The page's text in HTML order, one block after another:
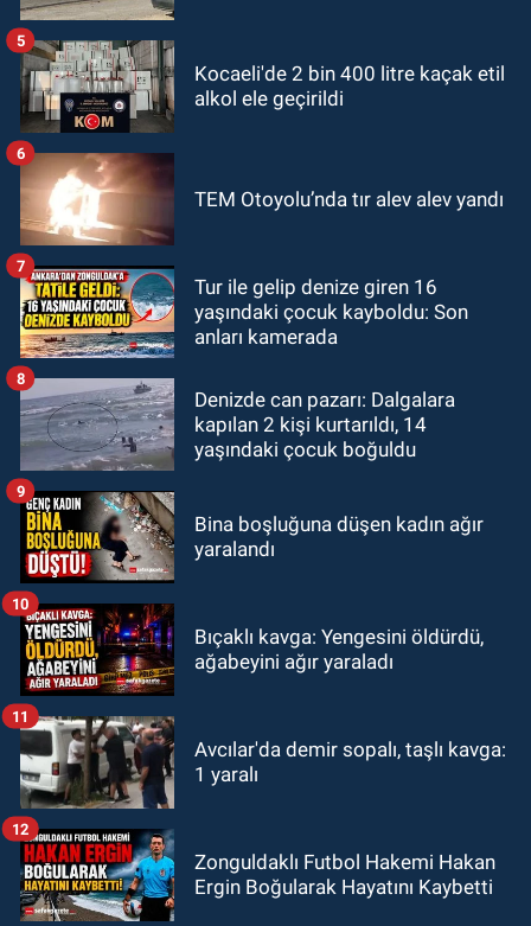
Kocaeli'de 2 bin 400 litre kaçak etil
alkol ele geçirildi
5
TEM Otoyolu’nda tır alev alev yandı
6
Tur ile gelip denize giren 16
yaşındaki çocuk kayboldu: Son
anları kamerada
7
Denizde can pazarı: Dalgalara
kapılan 2 kişi kurtarıldı, 14
yaşındaki çocuk boğuldu
8
Bina boşluğuna düşen kadın ağır
yaralandı
9
Bıçaklı kavga: Yengesini öldürdü,
ağabeyini ağır yaraladı
10
Avcılar'da demir sopalı, taşlı kavga:
1 yaralı
11
Zonguldaklı Futbol Hakemi Hakan
Ergin Boğularak Hayatını Kaybetti
12